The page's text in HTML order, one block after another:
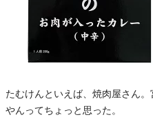
たむけんといえば、焼肉屋さん
やんってちょっと思った。